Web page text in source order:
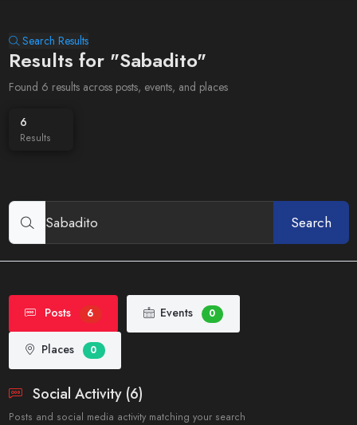
Search Results
Results for "Sabadito"
Found 6 results across posts, events, and places
6
Results
Search
Posts 6 Events 0
Places 0
Social Activity (6)
Posts and social media activity matching your search